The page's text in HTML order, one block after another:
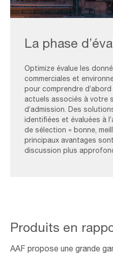
Energy-La phase
Optimize évalue les
commerciales et
pour comprendre
actuels associés à votre
d’admission. Des
identifiées et évaluées à
de sélection « bonne,
principaux avantages
discussion plus
Produits en
AAF propose une grande